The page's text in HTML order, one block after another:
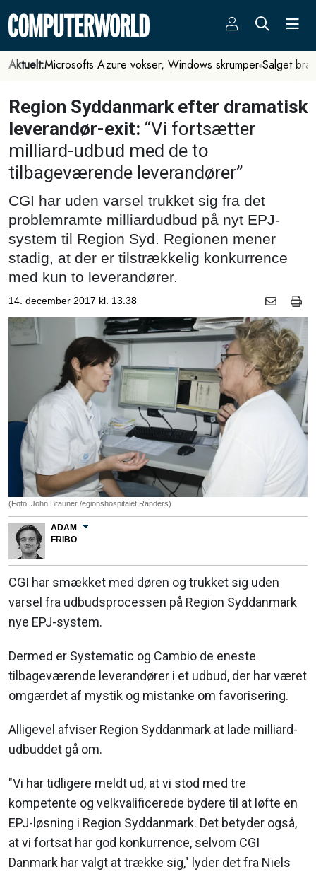
Aktuelt:Microsofts Azure vokser, Windows skrumper Salget
Region Syddanmark efter dramatisk
leverandør-exit: “Vi fortsætter
milliard-udbud med de to
tilbageværende leverandører”
CGI har uden varsel trukket sig fra det
problemramte milliardudbud på nyt EPJ-
system til Region Syd. Regionen mener
stadig, at der er tilstrækkelig konkurrence
med kun to leverandører.
14. december 2017 kl. 13.38
(Foto: John Bräuner /egionshospitalet Randers)
ADAM
FRIBO
CGI har smækket med døren og trukket sig uden
varsel fra udbudsprocessen på Region Syddanmark
nye EPJ-system.
Dermed er Systematic og Cambio de eneste
tilbageværende leverandører i et udbud, der har været
omgærdet af mystik og mistanke om favorisering.
Alligevel afviser Region Syddanmark at lade milliard-
udbuddet gå om.
"Vi har tidligere meldt ud, at vi stod med tre
kompetente og velkvalificerede bydere til at løfte en
EPJ-løsning i Region Syddanmark. Det betyder også,
at vi fortsat har god konkurrence, selvom CGI
Danmark har valgt at trække sig," lyder det fra Niels